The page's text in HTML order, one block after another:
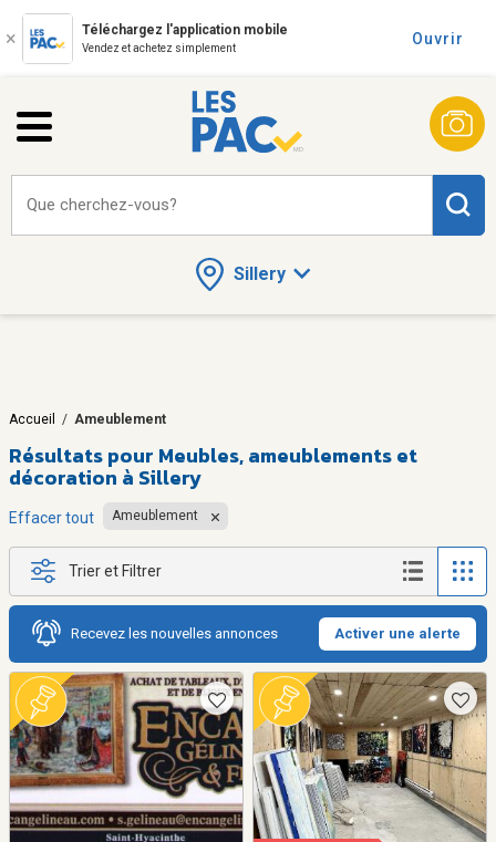
Téléchargez l'application mobile
Vendez et achetez simplement
Ouvrir
Sillery
Que cherchez-vous?
Accueil / Ameublement
Résultats pour Meubles, ameublements et
décoration à Sillery
Effacer tout Ameublement
Trier et Filtrer
Recevez les nouvelles annonces Activer une alerte